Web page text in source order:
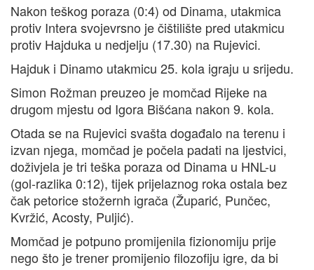
Nakon teškog poraza (0:4) od Dinama, utakmica
protiv Intera svojevrsno je čištilište pred utakmicu
protiv Hajduka u nedjelju (17.30) na Rujevici.
Hajduk i Dinamo utakmicu 25. kola igraju u srijedu.
Simon Rožman preuzeo je momčad Rijeke na
drugom mjestu od Igora Bišćana nakon 9. kola.
Otada se na Rujevici svašta događalo na terenu i
izvan njega, momčad je počela padati na ljestvici,
doživjela je tri teška poraza od Dinama u HNL-u
(gol-razlika 0:12), tijek prijelaznog roka ostala bez
čak petorice stožernh igrača (Župarić, Punčec,
Kvržić, Acosty, Puljić).
Momčad je potpuno promijenila fizionomiju prije
nego što je trener promijenio filozofiju igre, da bi